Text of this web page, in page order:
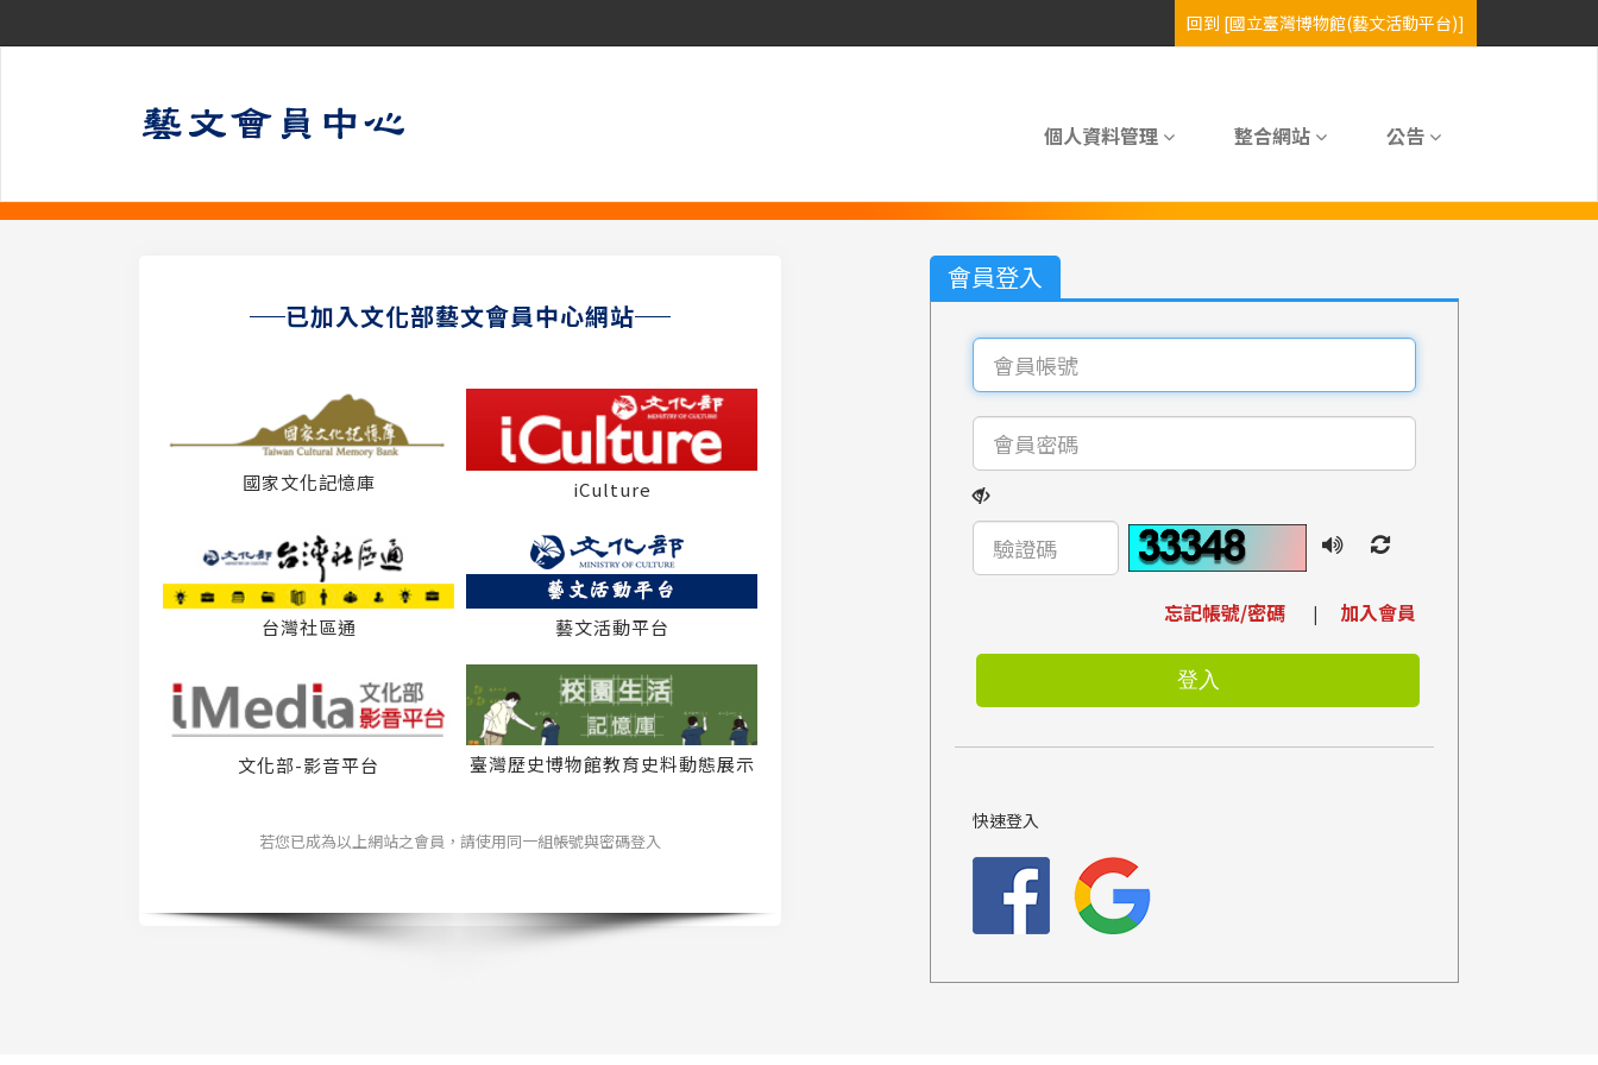
個人資料管理 整合網站 公告
會員登入
忘記帳號/密碼 | 加入會員
快速登入
已加入文化部藝文會員中心網站
國家文化記憶庫 iCulture
台灣社區通 藝文活動平台
文化部-影音平台
臺灣歷史博物館教育史料動態展示
若您已成為以上網站之會員，請使用同一組帳號與密碼登入